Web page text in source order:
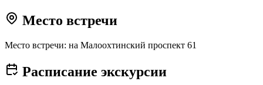
Место встречи
Место встречи: на Малоохтинский проспект 61
Расписание экскурсии